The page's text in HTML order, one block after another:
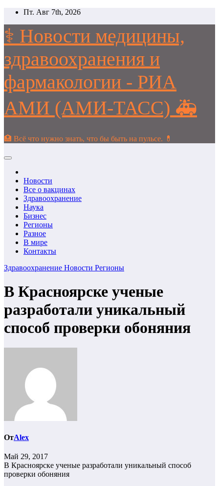
Перейти
содержимому
Пт. Авг 7th, 2026
⚕️ Новости медицины,
здравоохранения и
фармакологии - РИА
АМИ (АМИ-ТАСС) 🚑
🏥 Всё что нужно знать, что бы быть на пульсе. 💊
Новости
Все о вакцинах
Здравоохранение
Наука
Бизнес
Регионы
Разное
В мире
Контакты
Здравоохранение Новости Регионы
В Красноярске ученые
разработали уникальный
способ проверки обоняния
ОтAlex
Май 29, 2017
В Красноярске ученые разработали уникальный способ
проверки обоняния